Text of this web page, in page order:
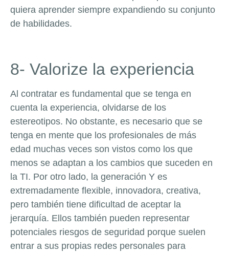
quiera aprender siempre expandiendo su conjunto
de habilidades.
8- Valorize la experiencia
Al contratar es fundamental que se tenga en
cuenta la experiencia, olvidarse de los
estereotipos. No obstante, es necesario que se
tenga en mente que los profesionales de más
edad muchas veces son vistos como los que
menos se adaptan a los cambios que suceden en
la TI. Por otro lado, la generación Y es
extremadamente flexible, innovadora, creativa,
pero también tiene dificultad de aceptar la
jerarquía. Ellos también pueden representar
potenciales riesgos de seguridad porque suelen
entrar a sus propias redes personales para